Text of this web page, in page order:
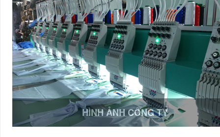
HÌNH ẢNH CÔNG TY